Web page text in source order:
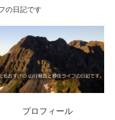
の日記です
プロフィール